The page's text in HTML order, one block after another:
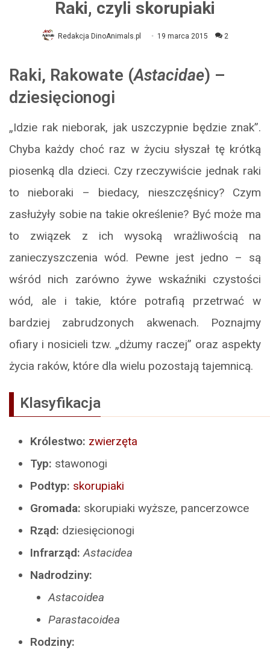
Raki, czyli skorupiaki
Redakcja DinoAnimals.pl 19 marca 2015 2
Raki, Rakowate (Astacidae) –
dziesięcionogi
„Idzie rak nieborak, jak uszczypnie będzie znak”.
Chyba każdy choć raz w życiu słyszał tę krótką
piosenką dla dzieci. Czy rzeczywiście jednak raki
to nieboraki – biedacy, nieszczęśnicy? Czym
zasłużyły sobie na takie określenie? Być może ma
to związek z ich wysoką wrażliwością na
zanieczyszczenia wód. Pewne jest jedno – są
wśród nich zarówno żywe wskaźniki czystości
wód, ale i takie, które potrafią przetrwać w
bardziej zabrudzonych akwenach. Poznajmy
ofiary i nosicieli tzw. „dżumy raczej” oraz aspekty
życia raków, które dla wielu pozostają tajemnicą.
Klasyfikacja
Królestwo: zwierzęta
Typ: stawonogi
Podtyp: skorupiaki
Gromada: skorupiaki wyższe, pancerzowce
Rząd: dziesięcionogi
Infrarząd:Astacidea
Nadrodziny:
Astacoidea
Parastacoidea
Rodziny: